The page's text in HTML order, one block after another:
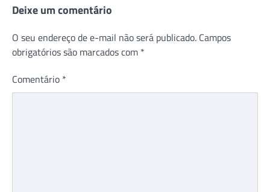
Deixe um comentário
O seu endereço de e-mail não será publicado. Campos
obrigatórios são marcados com *
Comentário *